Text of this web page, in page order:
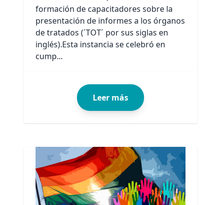
formación de capacitadores sobre la
presentación de informes a los órganos
de tratados (´TOT´ por sus siglas en
inglés).Esta instancia se celebró en
cump...
Leer más